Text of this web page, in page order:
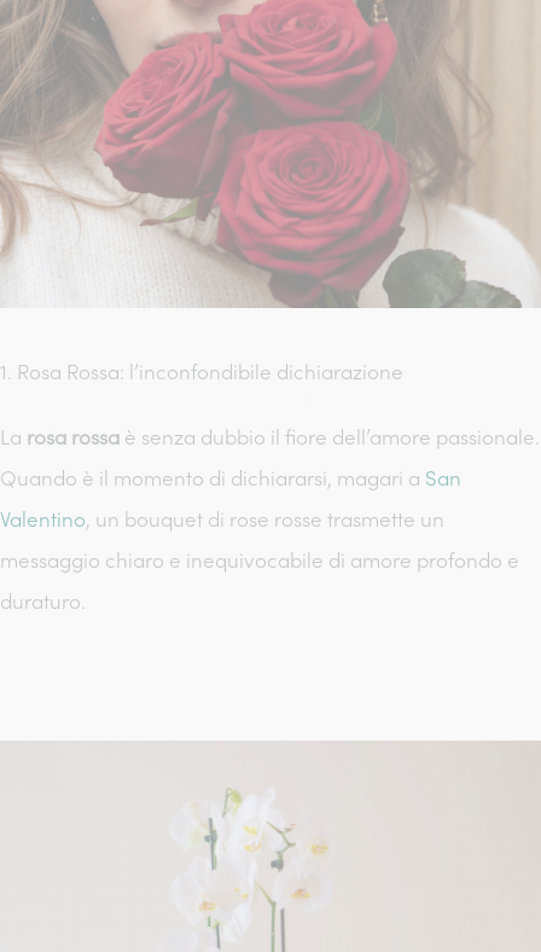
1. Rosa Rossa: l’inconfondibile dichiarazione
La rosa rossa è senza dubbio il fiore dell’amore passionale.
Quando è il momento di dichiararsi, magari a San
Valentino, un bouquet di rose rosse trasmette un
messaggio chiaro e inequivocabile di amore profondo e
duraturo.